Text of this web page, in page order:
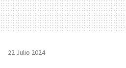
22 Julio 2024